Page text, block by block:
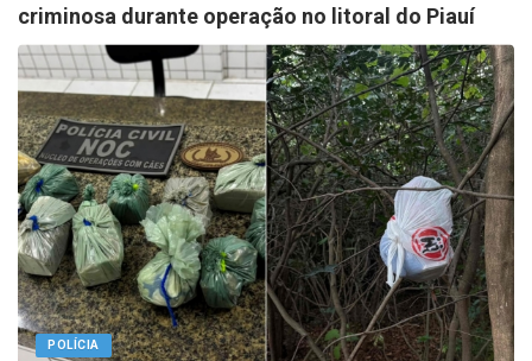
criminosa durante operação no litoral do Piauí
POLÍCIA